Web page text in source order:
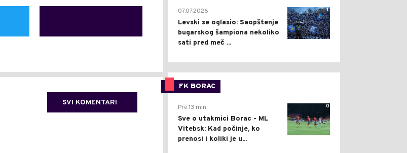
SVI KOMENTARI
1
07.07.2026.
Levski se oglasio: Saopštenje
bugarskog šampiona nekoliko
sati pred meč ...
FK BORAC
0
Pre 13 min
Sve o utakmici Borac - ML
Vitebsk: Kad počinje, ko
prenosi i koliki je u...